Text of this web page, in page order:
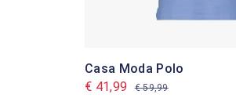
Casa Moda Polo
€ 41,99
€ 59,99